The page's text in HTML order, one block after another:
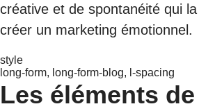
créative et de spontanéité qui
créer un marketing émotionnel.
style
long-form, long-form-blog, l-spacing
Les éléments